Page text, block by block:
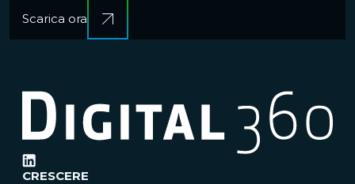
Scarica ora
CRESCERE